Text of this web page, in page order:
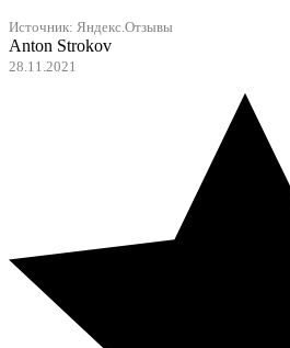
Источник: Яндекс.Отзывы
Anton Strokov
28.11.2021